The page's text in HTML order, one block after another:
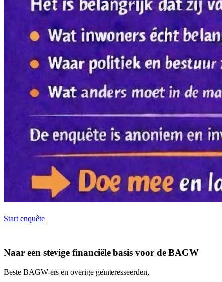
Start enquête
Naar een stevige financiële basis voor de BAGW
Beste BAGW-ers en overige geïnteresseerden,